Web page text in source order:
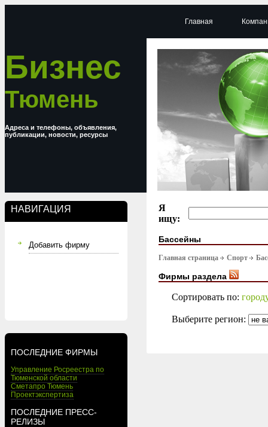
Бизнес
Тюмень
Адреса и телефоны, объявления,
публикации, новости, ресурсы
НАВИГАЦИЯ
Добавить фирму
ПОСЛЕДНИЕ ФИРМЫ
Управление Росреестра по
Тюменской области
Сметапро Тюмень
Проектэкспертиза
ПОСЛЕДНИЕ ПРЕСС-
РЕЛИЗЫ
Главная
Я
ищу:
Бассейны
Главная страница Спорт
Фирмы раздела
Сортировать по:
Выберите регион: